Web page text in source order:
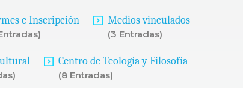
e Inscripción Medios vinculados
(3 Entradas)
Centro de Teología y Filosofía
(8 Entradas)